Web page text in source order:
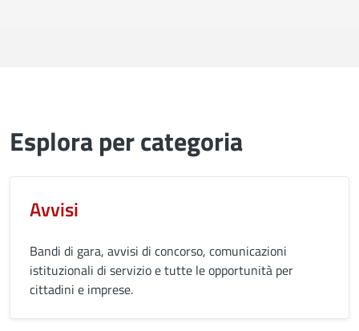
Esplora per categoria
Avvisi
Bandi di gara, avvisi di concorso, comunicazioni
istituzionali di servizio e tutte le opportunità per
cittadini e imprese.